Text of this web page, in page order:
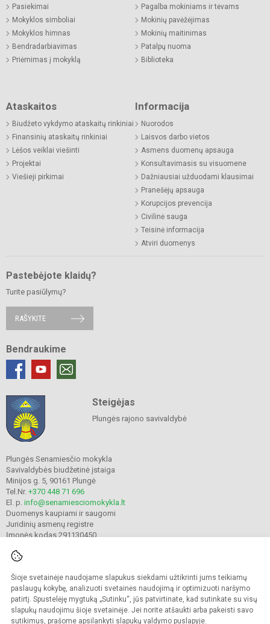
Šioje svetainėje naudojame slapukus siekdami užtikrinti jums teikiamų
paslaugų kokybę, analizuoti svetainės naudojimą ir optimizuoti naršymo
patirtį. Spustelėję mygtuką „Sutinku“, jūs patvirtinate, kad sutinkate su visų
slapukų naudojimu šioje svetainėje. Jei norite atšaukti arba pakeisti savo
sutikimus, prašome apsilankyti slapukų valdymo puslapyje.
Pasiekimai
Mokyklos simboliai
Mokyklos himnas
Bendradarbiavimas
Priėmimas į mokyklą
Pagalba mokiniams ir tėvams
Mokinių pavėžėjimas
Mokinių maitinimas
Patalpų nuoma
Biblioteka
Ataskaitos
Biudžeto vykdymo ataskaitų rinkiniai
Finansinių ataskaitų rinkiniai
Lėšos veiklai viešinti
Projektai
Viešieji pirkimai
Informacija
Nuorodos
Laisvos darbo vietos
Asmens duomenų apsauga
Konsultavimasis su visuomene
Dažniausiai užduodami klausimai
Pranešėjų apsauga
Korupcijos prevencija
Civilinė sauga
Teisinė informacija
Atviri duomenys
Pastebėjote klaidų?
Turite pasiūlymų?
RAŠYKITE
Bendraukime
Steigėjas
Plungės rajono savivaldybė
Plungės Senamiesčio mokykla
Savivaldybės biudžetinė įstaiga
Minijos g. 5, 90161 Plungė
Tel.Nr. +370 448 71 696
El. p. info@senamiesciomokykla.lt
Duomenys kaupiami ir saugomi
Juridinių asmenų registre
Įmonės kodas 291130450
© 2022. Plungės Senamiesčio mokykla. Visos teisės saugomos.
Kopijuoti turinį be raštiško gimnazijos sutikimo griežtai draudžiama.
Prieinamumo paraiška Slapukų valdymas